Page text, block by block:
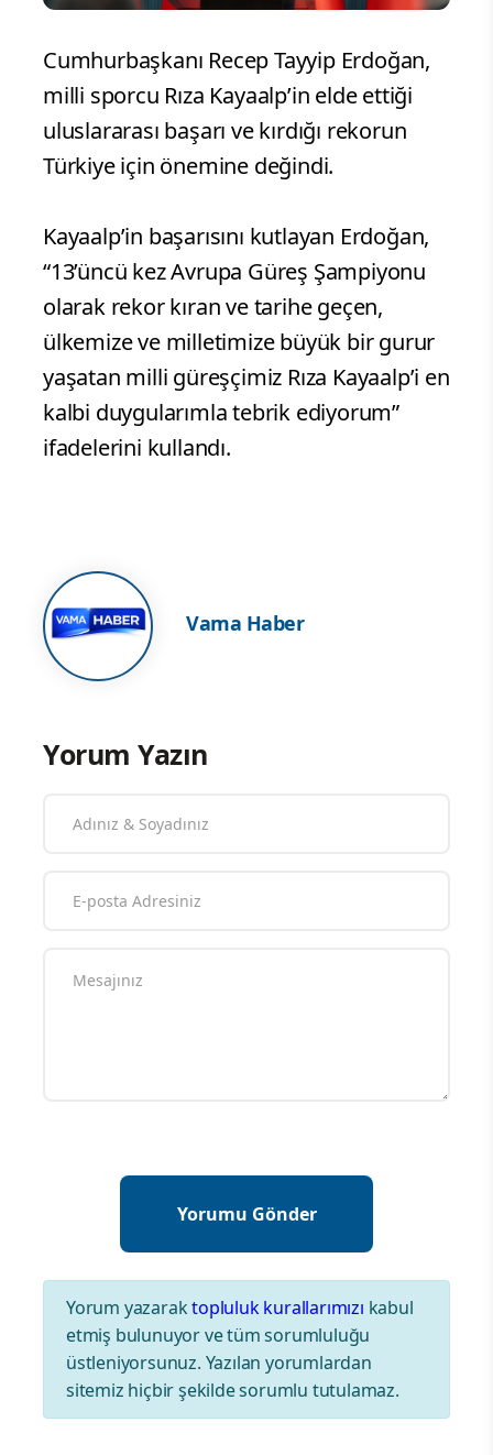
Cumhurbaşkanı Recep Tayyip Erdoğan,
milli sporcu Rıza Kayaalp’in elde ettiği
uluslararası başarı ve kırdığı rekorun
Türkiye için önemine değindi.
Kayaalp’in başarısını kutlayan Erdoğan,
“13’üncü kez Avrupa Güreş Şampiyonu
olarak rekor kıran ve tarihe geçen,
ülkemize ve milletimize büyük bir gurur
yaşatan milli güreşçimiz Rıza Kayaalp’i en
kalbi duygularımla tebrik ediyorum”
ifadelerini kullandı.
Vama Haber
Yorum Yazın
Yorum yazaraktopluluk kurallarımızı kabul
etmiş bulunuyor ve tüm sorumluluğu
üstleniyorsunuz. Yazılan yorumlardan
sitemiz hiçbir şekilde sorumlu tutulamaz.